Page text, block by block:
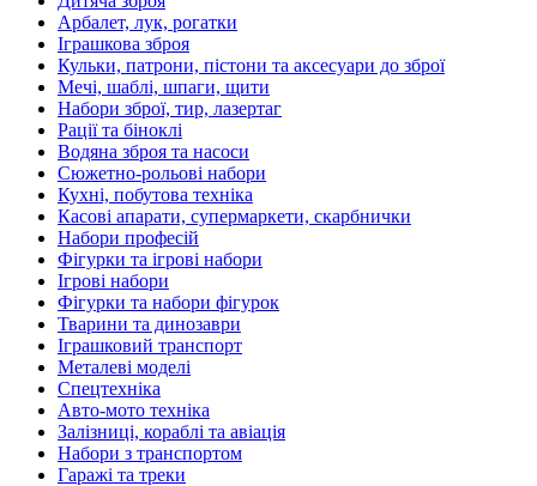
Арбалет, лук, рогатки
Іграшкова зброя
Кульки, патрони, пістони та аксесуари до зброї
Мечі, шаблі, шпаги, щити
Набори зброї, тир, лазертаг
Рації та біноклі
Водяна зброя та насоси
Сюжетно-рольові набори
Кухні, побутова техніка
Касові апарати, супермаркети, скарбнички
Набори професій
Фігурки та ігрові набори
Ігрові набори
Фігурки та набори фігурок
Тварини та динозаври
Іграшковий транспорт
Металеві моделі
Спецтехніка
Авто-мото техніка
Залізниці, кораблі та авіація
Набори з транспортом
Гаражі та треки